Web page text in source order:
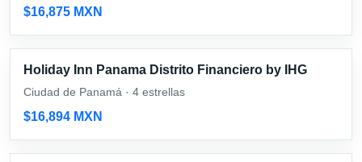
$16,875 MXN
Holiday Inn Panama Distrito Financiero by IHG
Ciudad de Panamá · 4 estrellas
$16,894 MXN